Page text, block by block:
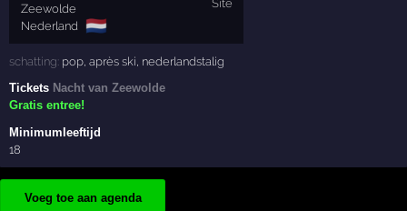
Zeewolde
Nederland
🇳🇱
schatting: pop,après ski, nederlandstalig
Tickets Nacht van Zeewolde
Gratis entree!
Minimumleeftijd
18
Voeg toe aan agenda